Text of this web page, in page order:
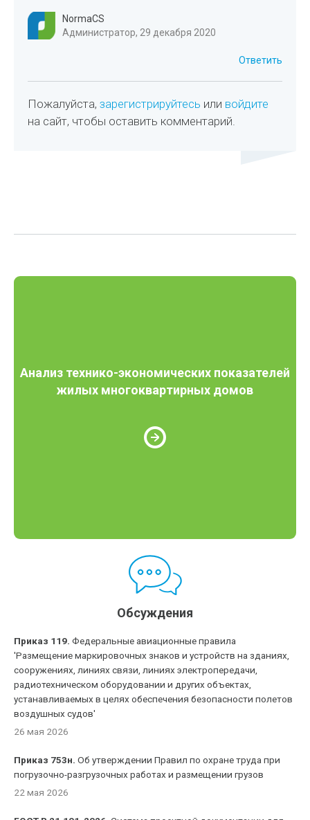
NormaCS
Администратор, 29 декабря 2020
Ответить
Пожалуйста,зарегистрируйтесь или войдите
на сайт, чтобы оставить комментарий.
Анализ технико-экономических показателей
жилых многоквартирных домов
Обсуждения
Приказ 119. Федеральные авиационные правила
'Размещение маркировочных знаков и устройств на зданиях,
сооружениях, линиях связи, линиях электропередачи,
радиотехническом оборудовании и других объектах,
устанавливаемых в целях обеспечения безопасности полетов
воздушных судов'
26 мая 2026
Приказ 753н. Об утверждении Правил по охране труда при
погрузочно-разгрузочных работах и размещении грузов
22 мая 2026